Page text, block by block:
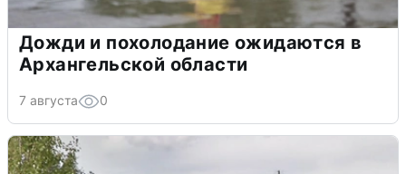
Дожди и похолодание ожидаются в
Архангельской области
7 августа 0